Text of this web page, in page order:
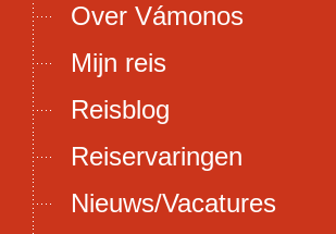
Over Vámonos
Mijn reis
Reisblog
Reiservaringen
Nieuws/Vacatures